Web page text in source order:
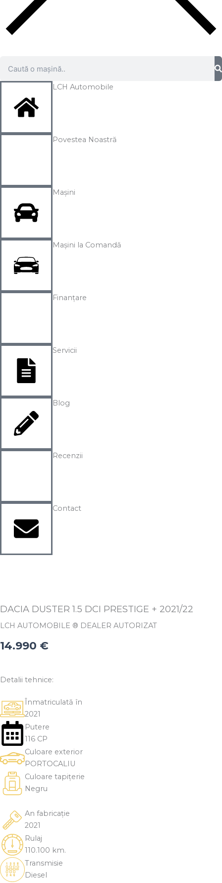
LCH Automobile
Povestea Noastră
Mașini
Mașini la Comandă
Finanțare
Servicii
Blog
Recenzii
Contact
DACIA DUSTER 1.5 DCI PRESTIGE + 2021/22
LCH AUTOMOBILE ® DEALER AUTORIZAT
14.990 €
Detalii tehnice:
Înmatriculată în
2021
Putere
116 CP
Culoare exterior
PORTOCALIU
Culoare tapițerie
Negru
An fabricație
2021
Rulaj
110.100 km.
Transmisie
Diesel